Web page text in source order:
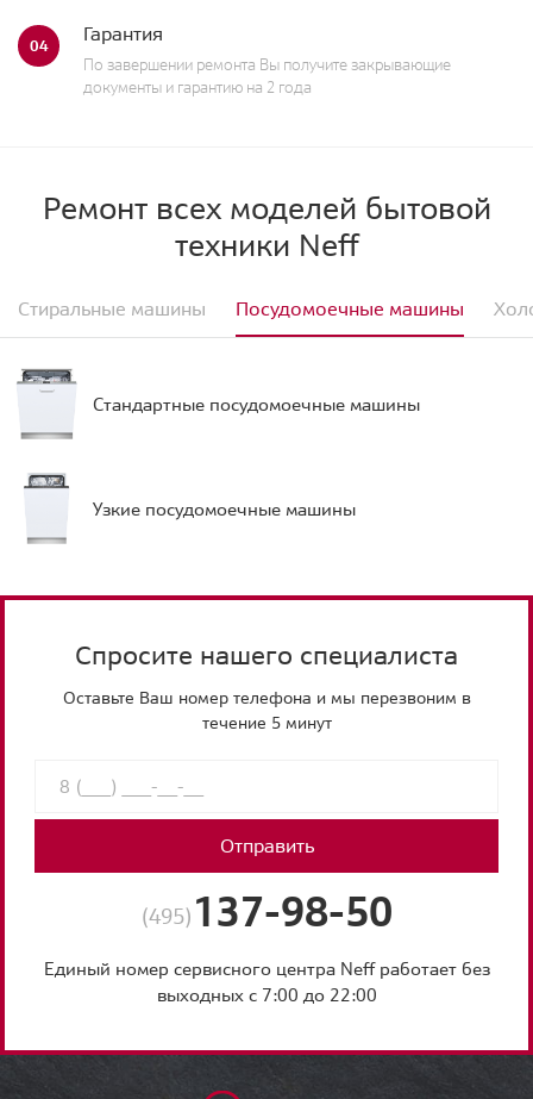
04 Гарантия
По завершении ремонта Вы получите закрывающие
документы и гарантию на 2 года
Ремонт всех моделей бытовой
техники Neff
Стиральные машины Посудомоечные машины
Стандартные посудомоечные машины
Узкие посудомоечные машины
Спросите нашего специалиста
Оставьте Ваш номер телефона и мы перезвоним в
течение 5 минут
Отправить
(495) 137-98-50
Единый номер сервисного центра Neff работает без
выходных с 7:00 до 22:00